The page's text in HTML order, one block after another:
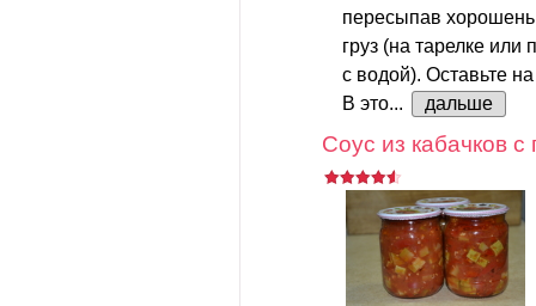
пересыпав
груз (на тарелке
с водой). Оставьте
В это...
дальше
Соус из кабачков